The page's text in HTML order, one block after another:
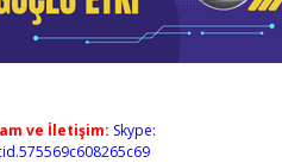
ve İletişim: Skype: